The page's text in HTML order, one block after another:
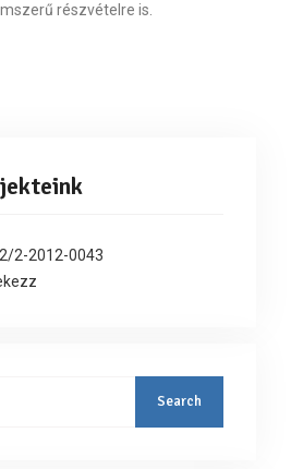
részvételre is.
2-2012-0043